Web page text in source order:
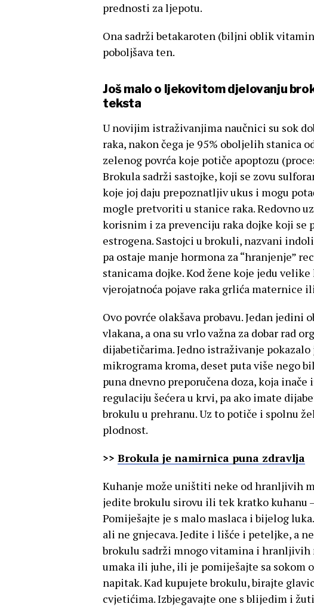
prednosti za ljepotu.
Ona sadrži betakaroten (biljni oblik
poboljšava ten.
Još malo o ljekovitom djelovanju
teksta
U novijim istraživanjima naučnici su sok
raka, nakon čega je 95% oboljelih stanica
zelenog povrća koje potiče apoptozu
Brokula sadrži sastojke, koji se zovu
koje joj daju prepoznatljiv ukus i mogu
mogle pretvoriti u stanice raka. Redovno
korisnim i za prevenciju raka dojke koji se
estrogena. Sastojci u brokuli, nazvani
pa ostaje manje hormona za “hranjenje”
stanicama dojke. Kod žene koje jedu
vjerojatnoća pojave raka grlića maternice
Ovo povrće olakšava probavu. Jedan
vlakana, a ona su vrlo važna za dobar rad
dijabetičarima. Jedno istraživanje pokazalo
mikrograma kroma, deset puta više nego
puna dnevno preporučena doza, koja
regulaciju šećera u krvi, pa ako imate
brokulu u prehranu. Uz to potiče i spolnu
plodnost.
>> Brokula je namirnica puna zdravlja
Kuhanje može uništiti neke od hranljivih
jedite brokulu sirovu ili tek kratko kuhanu
Pomiješajte je s malo maslaca i bijelog
ali ne gnjecava. Jedite i lišće i peteljke, a
brokulu sadrži mnogo vitamina i
umaka ili juhe, ili je pomiješajte sa sokom
napitak. Kad kupujete brokulu, birajte
cvjetićima. Izbjegavajte one s blijedim i